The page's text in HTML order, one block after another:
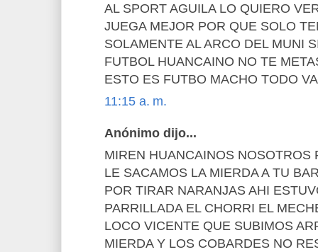
AL SPORT AGUILA LO QUIERO
JUEGA MEJOR POR QUE SOLO
SOLAMENTE AL ARCO DEL MUNI
FUTBOL HUANCAINO NO TE
ESTO ES FUTBO MACHO TODO
11:15 a. m.
Anónimo dijo...
MIREN HUANCAINOS NOSOTROS
LE SACAMOS LA MIERDA A TU
POR TIRAR NARANJAS AHI
PARRILLADA EL CHORRI EL
LOCO VICENTE QUE SUBIMOS
MIERDA Y LOS COBARDES NO